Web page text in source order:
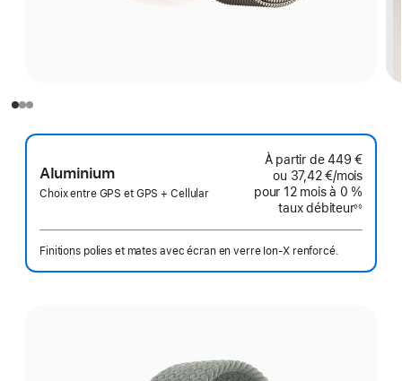
Aluminium
Choix entre GPS et GPS + Cellular
À partir de449 €
ou 37,42 €/mois
pour 12 mois à 0 %
taux débiteur
page
◊◊
Finitions polies et mates avec écran en verre Ion‑X renforcé.